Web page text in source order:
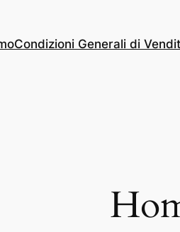
Condizioni Generali di